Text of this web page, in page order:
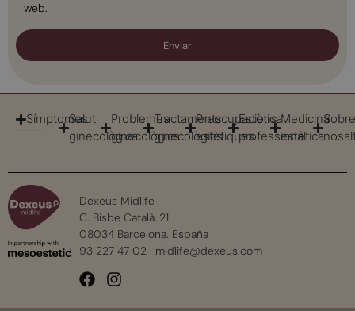
web.
Enviar
Símptomes
Salut
ginecològica
Problemes
ginecològics
Tractaments
ginecològics
Preocupacions
estètiques
Estètica
professional
Medicina
estètica
Sobre
Dexeus Midlife
C. Bisbe Català, 21.
08034 Barcelona. España
93 227 47 02 · midlife@dexeus.com